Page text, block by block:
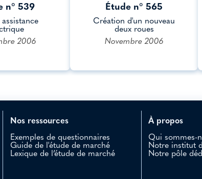
n° 539
assistance
2006
Étude n° 565
Création d'un nouveau
deux roues
Novembre 2006
Nos ressources
Exemples de questionnaires
Guide de l'étude de marché
Lexique de l’étude de marché
À propos
Qui sommes-
Notre institut
Notre pôle